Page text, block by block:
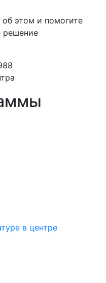
этом и помогите
решение
в центре